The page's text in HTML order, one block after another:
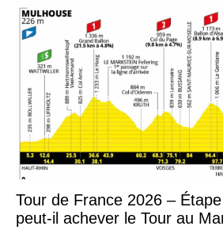
Tour de France 2026 –
peut-il achever le Tour au